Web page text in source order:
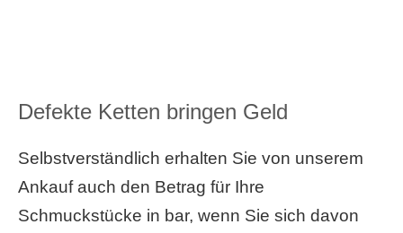
Defekte Ketten bringen Geld
Selbstverständlich erhalten Sie von unserem
Ankauf auch den Betrag für Ihre
Schmuckstücke in bar, wenn Sie sich davon